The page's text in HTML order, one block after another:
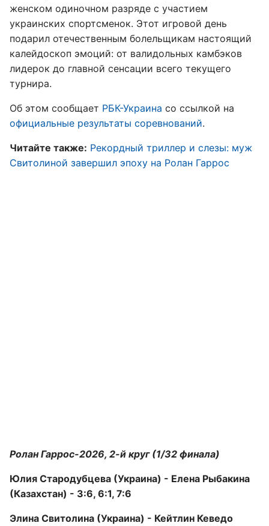
женском одиночном разряде с участием
украинских спортсменок. Этот игровой день
подарил отечественным болельщикам настоящий
калейдоскоп эмоций: от валидольных камбэков
лидерок до главной сенсации всего текущего
турнира.
Об этом сообщает РБК-Украина со ссылкой на
официальные результаты соревнований.
Читайте также: Рекордный триллер и слезы: муж
Свитолиной завершил эпоху на Ролан Гаррос
Ролан Гаррос-2026, 2-й круг (1/32 финала)
Юлия Стародубцева (Украина) - Елена Рыбакина
(Казахстан) - 3:6, 6:1, 7:6
Элина Свитолина (Украина) - Кейтлин Кеведо